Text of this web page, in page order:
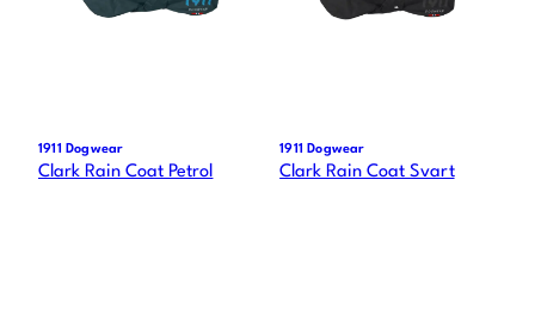
1911 Dogwear
Clark Rain Coat Petrol
1911 Dogwear
Clark Rain Coat Svart